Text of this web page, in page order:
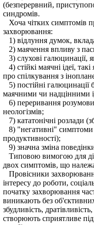
(безперервний,
синдромів.
Хоча чітких симптомів
захворювання:
1) відлуння думок,
2) маячення впливу з
3) слухові галюцинації,
4) стійкі маячні ідеї,
про спілкування з
5) постійні галюцинації
маячними чи надцінними
6) переривання
неологізмів;
7) кататонічні розлади
8) "негативні" симптоми
продуктивності);
9) значна зміна
Типовою вимогою для
двох симптомів, що
Провісники
інтересу до роботи,
початку захворювання
виникають без
збудливість,
створюють сприятливе